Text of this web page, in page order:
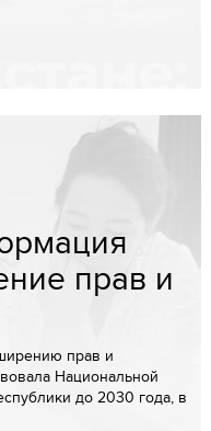
прав и
прав и
Национальной
до 2030 года, в